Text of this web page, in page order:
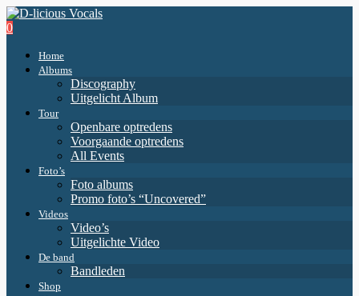
0
Home
Albums
Discography
Uitgelicht Album
Tour
Openbare optredens
Voorgaande optredens
All Events
Foto’s
Foto albums
Promo foto’s “Uncovered”
Videos
Video’s
Uitgelichte Video
De band
Bandleden
Shop